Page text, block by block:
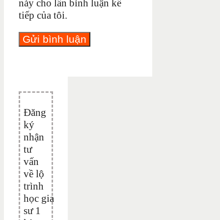
này cho lần bình luận kế
tiếp của tôi.
Đăng
ký
nhận
tư
vấn
về lộ
trình
học gia
sư 1